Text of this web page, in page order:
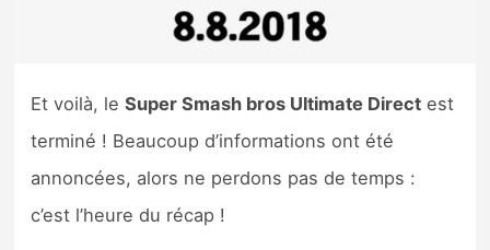
Nintendo Direct
Tests et previews
Tests de jeux
Tests d’accessoires
Et voilà, leSuper Smash bros Ultimate Direct est
terminé ! Beaucoup d’informations ont été
annoncées, alors ne perdons pas de temps :
c’est l’heure du récap !